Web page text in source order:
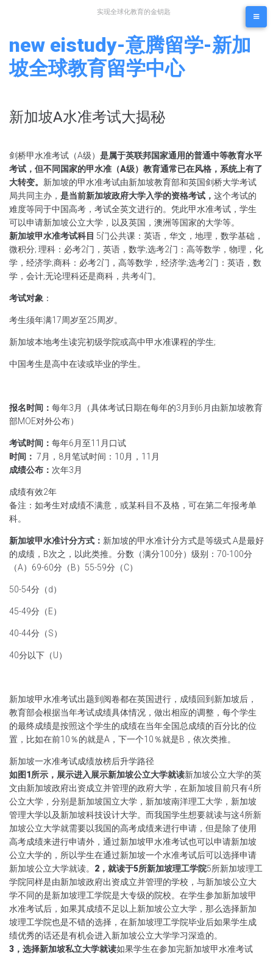
实现全球化教育的金钥匙
new eistudy-意腾留学-新加
坡全球教育留学中心
新加坡A水准考试大揭秘
剑桥甲水准考试（A级） 是属于英联邦国家通用的普通中等教育水平
考试 ，但不同国家的甲水准（A级）教育通常已在风格，系统上有了
大转变。 新加坡的甲水准考试由新加坡教育部和英国剑桥大学考试
局共同主办 ， 是当前新加坡政府大学入学的资格考试 ， 这个考试的
难度等同于中国高考，考试全英文进行的。凭此甲水准考试，学生
可以申请新加坡公立大学，以及英国，澳洲等国家的大学等。
新加坡甲水准考试科目 5门公共课：英语，华文，地理，数学基础，
微积分; 理科：必考2门，英语，数学;选考2门：高等数学，物理，化
学，经济学;商科：必考2门，高等数学，经济学;选考2门：英语，数
学，会计;无论理科还是商科，共考4门。
考试对象 ：
考生须年满17周岁至25周岁。
新加坡本地考生读完初级学院或高中甲水准课程的学生;
中国考生是高中在读或毕业的学生。
报名时间： 每年3月（具体考试日期在每年的3月到6月由新加坡教育
部MOE对外公布）
考试时间： 每年6月至11月口试
时间： 7月，8月笔试时间：10月，11月
成绩公布： 次年3月
成绩有效2年
备注：如考生对成绩不满意，或某科目不及格，可在第二年报考单
科。
新加坡甲水准计分方式： 新加坡的甲水准计分方式是等级式.A是最好
的成绩，B次之，以此类推。 分数（满分100分）级别： 70-100分
（A） 69-60分（B） 55-59分（C）
50-54分（d）
45-49分（E）
40-44分（S）
40分以下（U）
新加坡甲水准考试出题到阅卷都在英国进行，成绩回到新加坡后，
教育部会根据当年考试成绩具体情况，做出相应的调整，每个学生
的最终成绩是按照这个学生的成绩在当年全国总成绩的百分比的位
置，比如在前10％的就是A，下一个10％就是B，依次类推。
新加坡一水准考试成绩放榜后升学路径
如图1所示，展示进入展示新加坡公立大学就读新加坡公立大学的英
文由新加坡政府出资成立并管理的政府大学，在新加坡目前只有4所
公立大学，分别是新加坡国立大学，新加坡南洋理工大学，新加坡
管理大学以及新加坡科技设计大学。而我国学生想要就读与这4所新
加坡公立大学就需要以我国的高考成绩来进行申请 ，但是除了使用
高考成绩来进行申请外，通过新加坡甲水准考试也可以申请新加坡
公立大学的 ，所以学生在通过新加坡一个水准考试后可以选择申请
新加坡公立大学就读。 2，就读于5所新加坡理工学院5所新加坡理工
学院同样是由新加坡政府出资成立并管理的学校，与新加坡公立大
学不同的是新加坡理工学院是大专级的院校。在学生参加新加坡甲
水准考试后，如果其成绩不足以上新加坡公立大学，那么选择新加
坡理工学院也是不错的选择，在新加坡理工学院毕业后如果学生成
绩优秀的话还是有机会进入新加坡公立大学学习深造的。
3，选择新加坡私立大学就读如果学生在参加完新加坡甲水准考试